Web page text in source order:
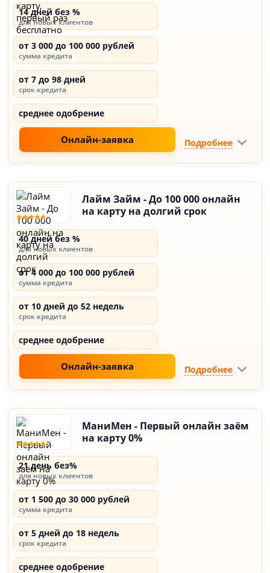
14 дней без %
для новых клиентов
от 3 000 до 100 000 рублей
сумма кредита
от 7 до 98 дней
срок кредита
среднее одобрение
Онлайн-заявка Подробнее
Лайм Займ - До 100 000 онлайн
на карту на долгий срок
40 дней без %
для новых клиентов
от 4 000 до 100 000 рублей
сумма кредита
от 10 дней до 52 недель
срок кредита
среднее одобрение
Онлайн-заявка Подробнее
МаниМен - Первый онлайн заём
на карту 0%
21 день без%
для новых клиентов
от 1 500 до 30 000 рублей
сумма кредита
от 5 дней до 18 недель
срок кредита
среднее одобрение